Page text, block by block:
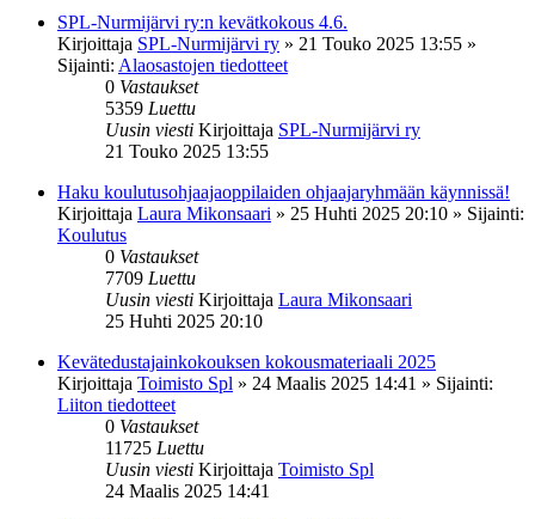
SPL-Nurmijärvi ry:n kevätkokous 4.6.
Kirjoittaja SPL-Nurmijärvi ry » 21 Touko 2025 13:55 »
Sijainti: Alaosastojen tiedotteet
0 Vastaukset
5359 Luettu
Uusin viesti Kirjoittaja SPL-Nurmijärvi ry
21 Touko 2025 13:55
Haku koulutusohjaajaoppilaiden ohjaajaryhmään käynnissä!
Kirjoittaja Laura Mikonsaari » 25 Huhti 2025 20:10 » Sijainti:
Koulutus
0 Vastaukset
7709 Luettu
Uusin viesti Kirjoittaja Laura Mikonsaari
25 Huhti 2025 20:10
Kevätedustajainkokouksen kokousmateriaali 2025
Kirjoittaja Toimisto Spl » 24 Maalis 2025 14:41 » Sijainti:
Liiton tiedotteet
0 Vastaukset
11725 Luettu
Uusin viesti Kirjoittaja Toimisto Spl
24 Maalis 2025 14:41